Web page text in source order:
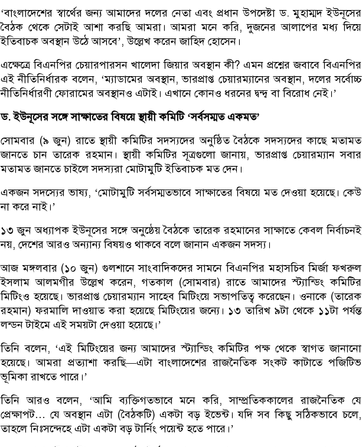
‘বাংলাদেশের স্বার্থের জন্য আমাদের দলের নেতা এবং প্রধান উপদেষ্টা ড. মুহাম্মদ ইউনূসের
বৈঠক থেকে সেটাই আশা করছি আমরা। আমরা মনে করি, দুজনের আলাপের মধ্য দিয়ে
ইতিবাচক অবস্থান উঠে আসবে’, উল্লেখ করেন জাহিদ হোসেন।
এক্ষেত্রে বিএনপির চেয়ারপারসন খালেদা জিয়ার অবস্থান কী? এমন প্রশ্নের জবাবে বিএনপির
এই নীতিনির্ধারক বলেন, ‘ম্যাডামের অবস্থান, ভারপ্রাপ্ত চেয়ারম্যানের অবস্থান, দলের সর্বোচ্চ
নীতিনির্ধারণী ফোরামের অবস্থানও এটাই। এখানে কোনও ধরনের দ্বন্দ্ব বা বিরোধ নেই।’
ড. ইউনূসের সঙ্গে সাক্ষাতের বিষয়ে স্থায়ী কমিটি ‘সর্বসম্মত একমত’
সোমবার (৯ জুন) রাতে স্থায়ী কমিটির সদস্যদের অনুষ্ঠিত বৈঠকে সদস্যদের কাছে মতামত
জানতে চান তারেক রহমান। স্থায়ী কমিটির সূত্রগুলো জানায়, ভারপ্রাপ্ত চেয়ারম্যান সবার
মতামত জানতে চাইলে সদস্যরা মোটামুটি ইতিবাচক মত দেন।
একজন সদস্যের ভাষ্য, ‘মোটামুটি সর্বসম্মতভাবে সাক্ষাতের বিষয়ে মত দেওয়া হয়েছে। কেউ
না করে নাই।’
১৩ জুন অধ্যাপক ইউনূসের সঙ্গে অনুষ্ঠেয় বৈঠকে তারেক রহমানের সাক্ষাতে কেবল নির্বাচনই
নয়, দেশের আরও অন্যান্য বিষয়ও থাকবে বলে জানান একজন সদস্য।
আজ মঙ্গলবার (১০ জুন) গুলশানে সাংবাদিকদের সামনে বিএনপির মহাসচিব মির্জা ফখরুল
ইসলাম আলমগীর উল্লেখ করেন, গতকাল (সোমবার) রাতে আমাদের স্ট্যান্ডিং কমিটির
মিটিংও হয়েছে। ভারপ্রাপ্ত চেয়ারম্যান সাহেব মিটিংয়ে সভাপতিত্ব করেছেন। ওনাকে (তারেক
রহমান) ফরমালি দাওয়াত করা হয়েছে মিটিংয়ের জন্যে। ১৩ তারিখ ৯টা থেকে ১১টা পর্যন্ত
লন্ডন টাইমে এই সময়টা দেওয়া হয়েছে।’
তিনি বলেন, ‘এই মিটিংয়ের জন্য আমাদের স্ট্যান্ডিং কমিটির পক্ষ থেকে স্বাগত জানানো
হয়েছে। আমরা প্রত্যাশা করছি—এটা বাংলাদেশের রাজনৈতিক সংকট কাটাতে পজিটিভ
ভূমিকা রাখতে পারে।’
তিনি আরও বলেন, ‘আমি ব্যক্তিগতভাবে মনে করি, সাম্প্রতিককালের রাজনৈতিক যে
প্রেক্ষাপট… যে অবস্থান এটা (বৈঠকটি) একটা বড় ইভেন্ট। যদি সব কিছু সঠিকভাবে চলে,
তাহলে নিঃসন্দেহে এটা একটা বড় টার্নিং পয়েন্ট হতে পারে।’